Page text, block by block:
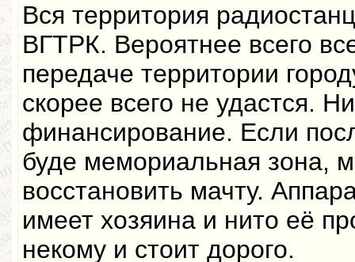
Вся территория
ВГТРК. Вероятнее всего
передаче территории
скорее всего не удастся.
финансирование. Если
буде мемориальная зона,
восстановить мачту.
имеет хозяина и нито её
некому и стоит дорого.